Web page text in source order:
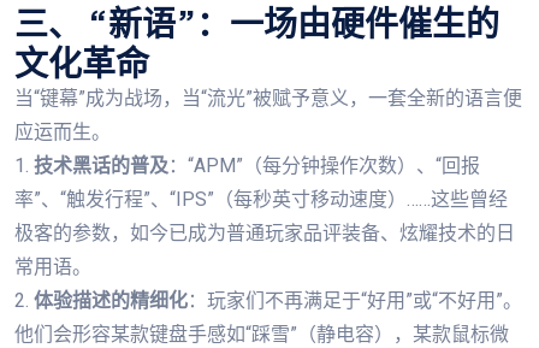
三、 “新语”：一场由硬件催生的
文化革命
当“键幕”成为战场，当“流光”被赋予意义，一套全新的语言便
应运而生。
1. 技术黑话的普及：“APM”（每分钟操作次数）、“回报
率”、“触发行程”、“IPS”（每秒英寸移动速度）……这些曾经
极客的参数，如今已成为普通玩家品评装备、炫耀技术的日
常用语。
2. 体验描述的精细化：玩家们不再满足于“好用”或“不好用”。
他们会形容某款键盘手感如“踩雪”（静电容），某款鼠标微